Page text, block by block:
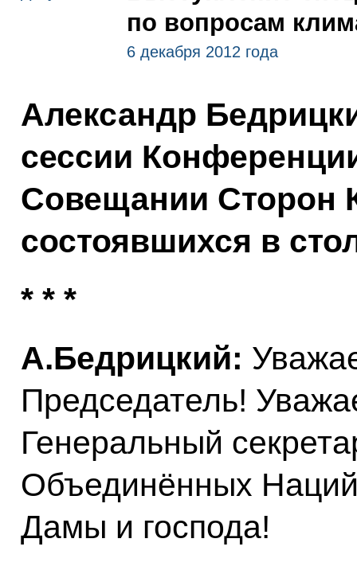
по вопросам
6 декабря 2012 года
Александр
сессии
Совещании Сторон
состоявшихся в
* * *
А.Бедрицкий:
Председатель!
Генеральный
Объединённых
Дамы и господа!